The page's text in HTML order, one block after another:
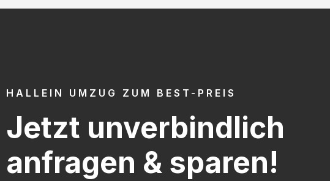
HALLEIN UMZUG ZUM BEST-PREIS
Jetzt unverbindlich
anfragen & sparen!